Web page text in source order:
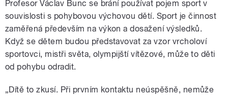
Profesor Václav Bunc se brání používat pojem sport v
souvislosti s pohybovou výchovou dětí. Sport je činnost
zaměřená především na výkon a dosažení výsledků.
Když se dětem budou představovat za vzor vrcholoví
sportovci, mistři světa, olympijští vítězové, může to děti
od pohybu odradit.
„Dítě to zkusí. Při prvním kontaktu neúspěšně, nemůže